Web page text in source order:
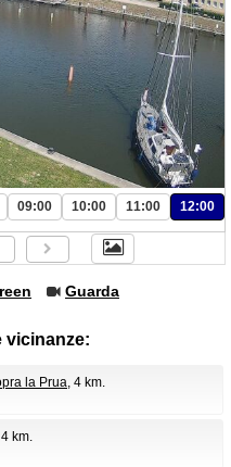
09:00 10:00 11:00 12:00
Guarda
vicinanze:
la Prua, 4 km.
4 km.